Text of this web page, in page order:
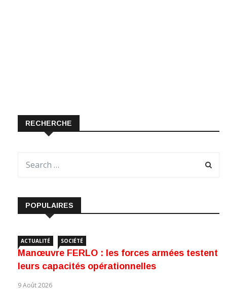
RECHERCHE
POPULAIRES
ACTUALITÉ SOCIÉTÉ
Manœuvre FERLO : les forces armées testent
leurs capacités opérationnelles
9 Août 2026